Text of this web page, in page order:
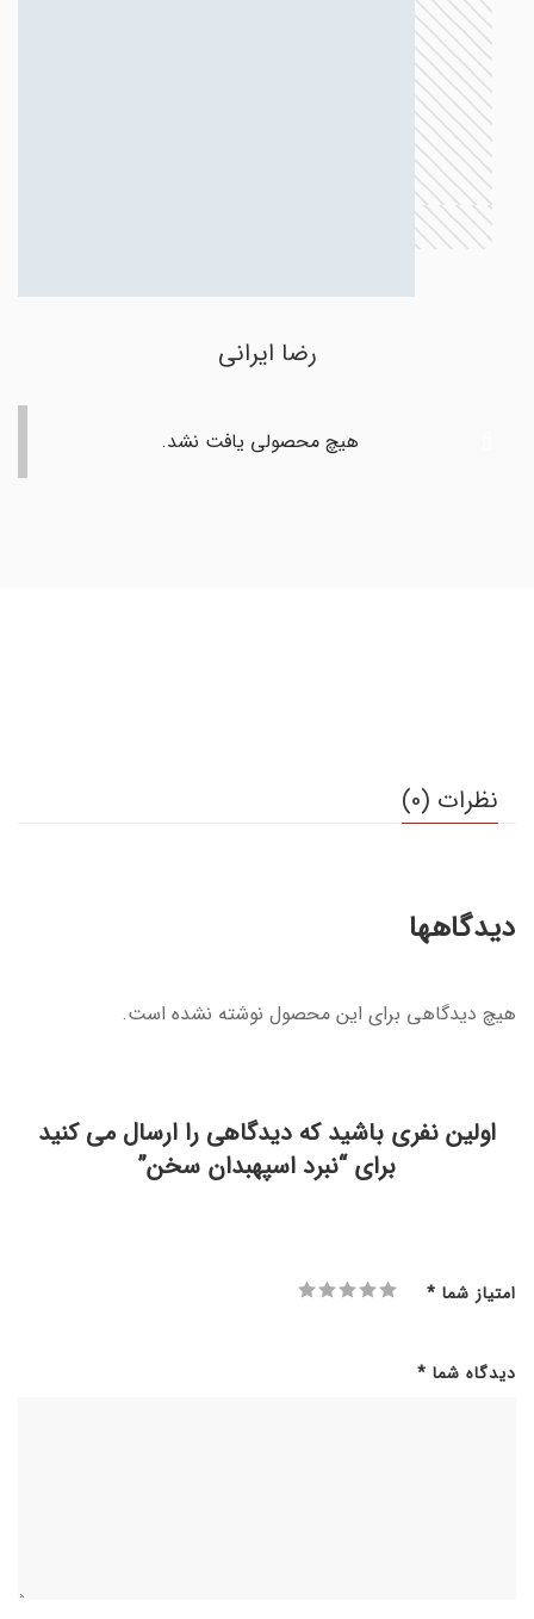
رضا ایرانی
هیچ محصولی یافت نشد.
نظرات (0)
دیدگاهها
هیچ دیدگاهی برای این محصول نوشته نشده است.
اولین نفری باشید که دیدگاهی را ارسال می کنید
برای “نبرد اسپهبدان سخن”
امتیاز شما *
دیدگاه شما *